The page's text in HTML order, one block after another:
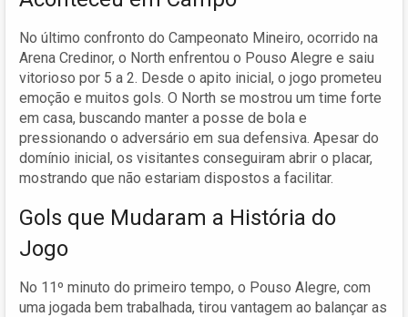
No último confronto do Campeonato Mineiro, ocorrido na
Arena Credinor, o North enfrentou o Pouso Alegre e saiu
vitorioso por 5 a 2. Desde o apito inicial, o jogo prometeu
emoção e muitos gols. O North se mostrou um time forte
em casa, buscando manter a posse de bola e
pressionando o adversário em sua defensiva. Apesar do
domínio inicial, os visitantes conseguiram abrir o placar,
mostrando que não estariam dispostos a facilitar.
Gols que Mudaram a História do
Jogo
No 11º minuto do primeiro tempo, o Pouso Alegre, com
uma jogada bem trabalhada, tirou vantagem ao balançar as